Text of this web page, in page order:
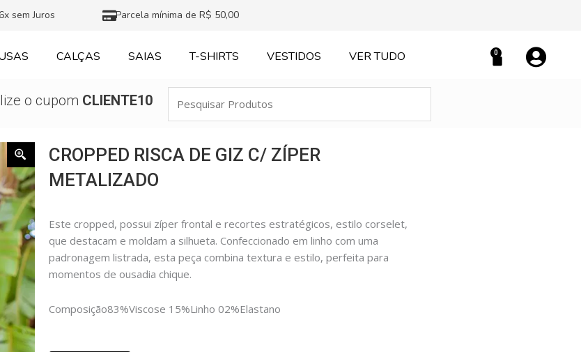
sem Juros Parcela mínima de R$ 50,00
CALÇAS SAIAS T-SHIRTS VESTIDOS VER TUDO 0
Carrinho
o cupom CLIENTE10
Produtos
CROPPED RISCA DE GIZ C/ ZÍPER
METALIZADO
Este cropped, possui zíper frontal e recortes estratégicos, estilo corselet,
que destacam e moldam a silhueta. Confeccionado em linho com uma
padronagem listrada, esta peça combina textura e estilo, perfeita para
momentos de ousadia chique.
Composição83%Viscose 15%Linho 02%Elastano